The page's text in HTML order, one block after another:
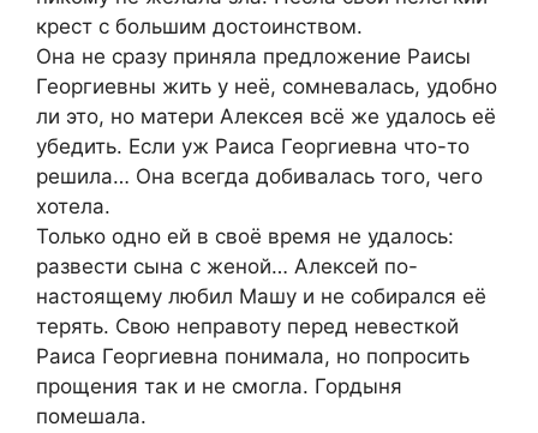
крест с большим достоинством.
Она не сразу приняла предложение Раисы
Георгиевны жить у неё, сомневалась, удобно
ли это, но матери Алексея всё же удалось её
убедить. Если уж Раиса Георгиевна что-то
решила… Она всегда добивалась того, чего
хотела.
Только одно ей в своё время не удалось:
развести сына с женой… Алексей по-
настоящему любил Машу и не собирался её
терять. Свою неправоту перед невесткой
Раиса Георгиевна понимала, но попросить
прощения так и не смогла. Гордыня
помешала.